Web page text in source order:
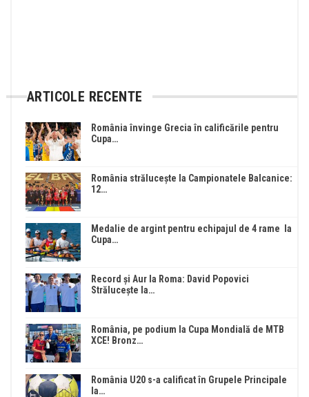
ARTICOLE RECENTE
România învinge Grecia în calificările pentru
Cupa…
România strălucește la Campionatele Balcanice:
12…
Medalie de argint pentru echipajul de 4 rame la
Cupa…
Record și Aur la Roma: David Popovici
Strălucește la…
România, pe podium la Cupa Mondială de MTB
XCE! Bronz…
România U20 s-a calificat în Grupele Principale
la…